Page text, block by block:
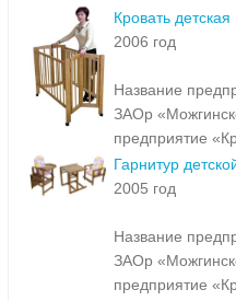
Кровать детская
2006 год
Название
ЗАОр
предприятие
Гарнитур
2005 год
Название
ЗАОр
предприятие